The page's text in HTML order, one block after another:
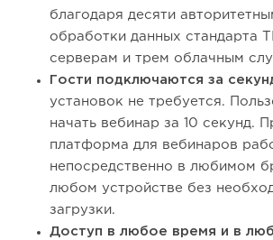
благодаря десяти
обработки данных стандарта
серверам и трем облачным
Гости подключаются за
установок не требуется.
начать вебинар за 10 секунд.
платформа для вебинаров
непосредственно в любимом
любом устройстве без
загрузки.
Доступ в любое время и в